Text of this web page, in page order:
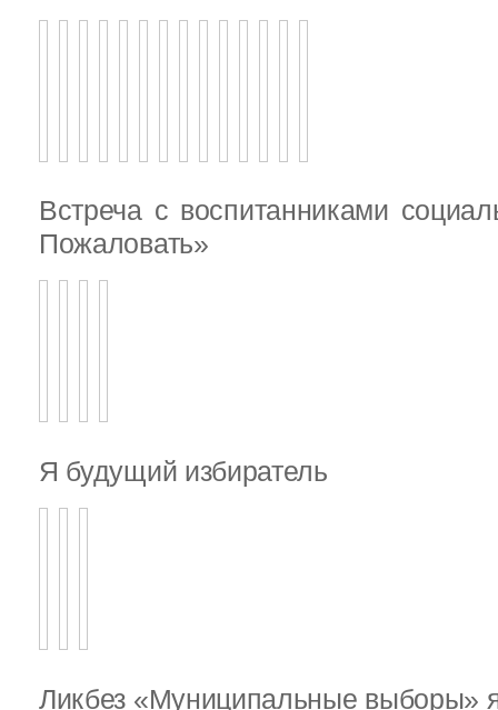
Встреча с воспитанниками
Пожаловать»
Я будущий избиратель
Ликбез «Муниципальные выборы»